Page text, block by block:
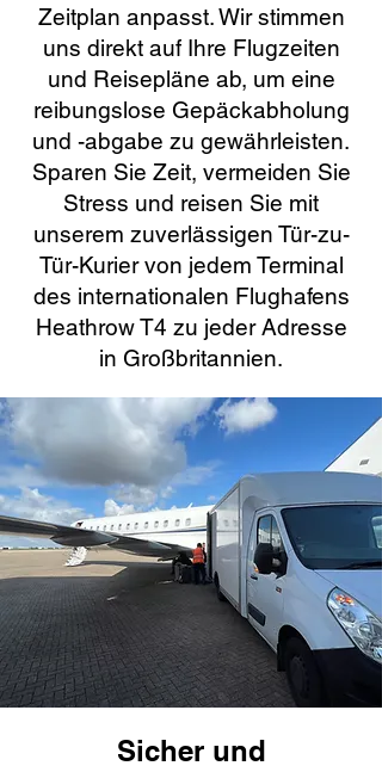
Zeitplan anpasst. Wir stimmen
uns direkt auf Ihre Flugzeiten
und Reisepläne ab, um eine
reibungslose Gepäckabholung
und -abgabe zu gewährleisten.
Sparen Sie Zeit, vermeiden Sie
Stress und reisen Sie mit
unserem zuverlässigen Tür-zu-
Tür-Kurier von jedem Terminal
des internationalen Flughafens
Heathrow T4 zu jeder Adresse
in Großbritannien.
Sicher und